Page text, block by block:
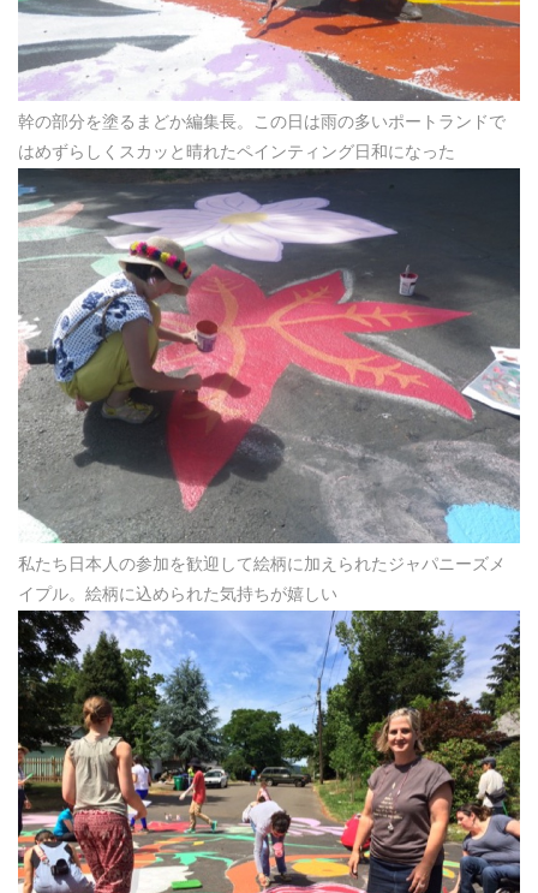
幹の部分を塗るまどか編集長。この日は雨の多いポートランドで
はめずらしくスカッと晴れたペインティング日和になった
私たち日本人の参加を歓迎して絵柄に加えられたジャパニーズメ
イプル。絵柄に込められた気持ちが嬉しい